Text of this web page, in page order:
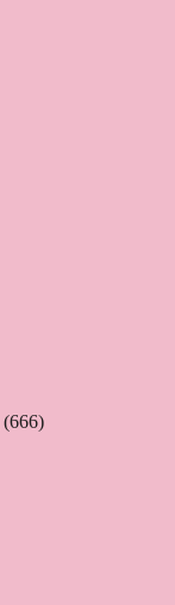
(666)